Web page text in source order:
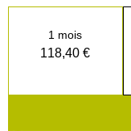
1 mois
118,40 €